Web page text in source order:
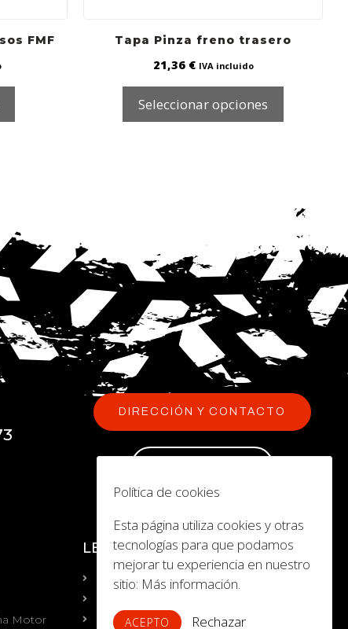
FMF Tapa Pinza freno trasero
21,36 € IVA incluido
Seleccionar opciones
DIRECCIÓN Y CONTACTO
Motor
LEGAL
Aviso Legal
Política de Cookies
Política de cookies
Esta página utiliza cookies y otras
tecnologías para que podamos
mejorar tu experiencia en nuestro
sitio: Más información.
ACEPTO Rechazar